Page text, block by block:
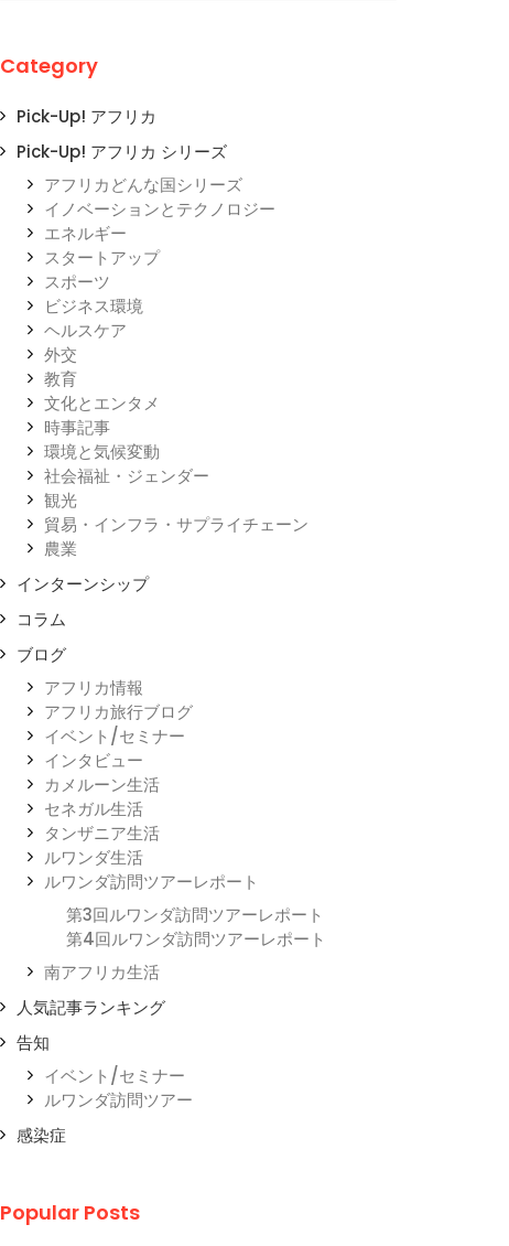
Category
Pick-Up! アフリカ
Pick-Up! アフリカ シリーズ
アフリカどんな国シリーズ
イノベーションとテクノロジー
エネルギー
スタートアップ
スポーツ
ビジネス環境
ヘルスケア
外交
教育
文化とエンタメ
時事記事
環境と気候変動
社会福祉・ジェンダー
観光
貿易・インフラ・サプライチェーン
農業
インターンシップ
コラム
ブログ
アフリカ情報
アフリカ旅行ブログ
イベント/セミナー
インタビュー
カメルーン生活
セネガル生活
タンザニア生活
ルワンダ生活
ルワンダ訪問ツアーレポート
第3回ルワンダ訪問ツアーレポート
第4回ルワンダ訪問ツアーレポート
南アフリカ生活
人気記事ランキング
告知
イベント/セミナー
ルワンダ訪問ツアー
感染症
Popular Posts